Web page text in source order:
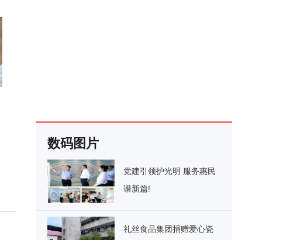
数码图片
党建引领护光明 服务惠民
谱新篇!
礼丝食品集团捐赠爱心瓷